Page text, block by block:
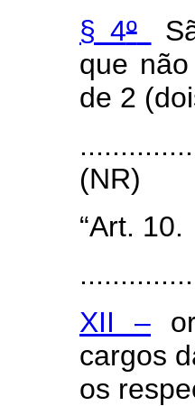
§ 4º
que
de 2
(NR)
“Art.
XII –
cargos
os